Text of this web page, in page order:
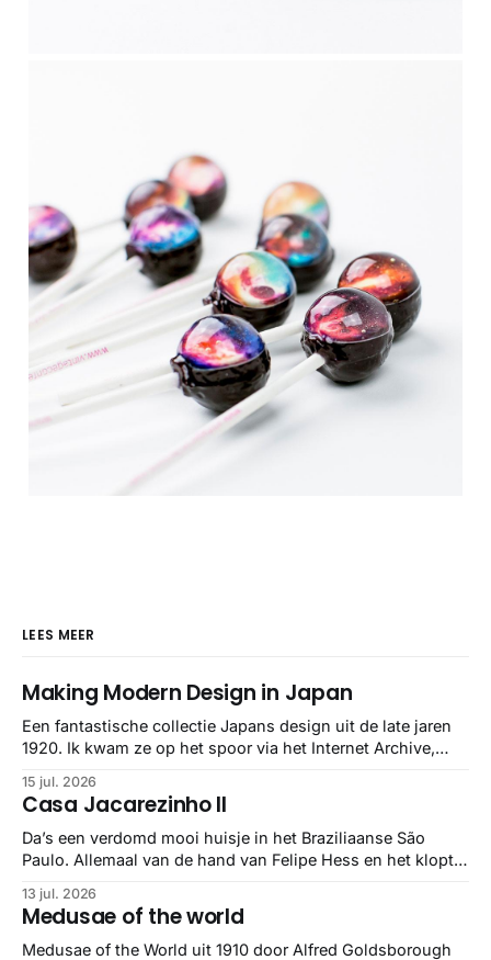
LEES MEER
Making Modern Design in Japan
Een fantastische collectie Japans design uit de late jaren
1920. Ik kwam ze op het spoor via het Internet Archive,
gebundeld in een: boek ✨ Daarin hebben ze alle scans een
stuk netter getrokken, maar op deze manier vind ik ze er
minstens
15 jul. 2026
Casa Jacarezinho II
Da’s een verdomd mooi huisje in het Braziliaanse São
Paulo. Allemaal van de hand van Felipe Hess en het klopt
13 jul. 2026
Medusae of the world
Medusae of the World uit 1910 door Alfred Goldsborough